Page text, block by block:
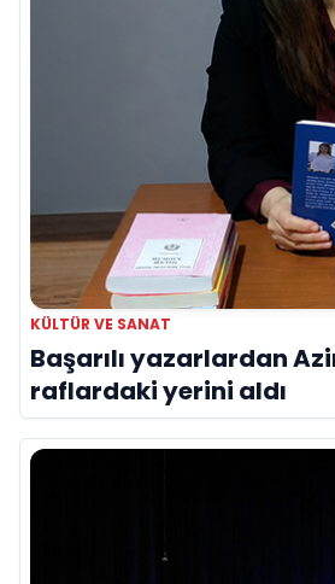
KÜLTÜR VE SANAT
Başarılı yazarlardan
raflardaki yerini aldı